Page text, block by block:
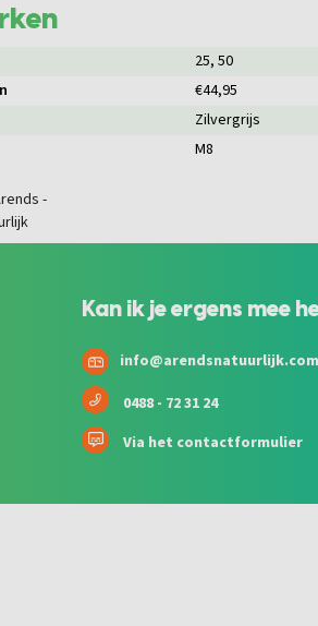
25, 50
€44,95
Zilvergrijs
M8
Kan ik je ergens mee
info@arendsnatuurlijk.com
0488 - 72 31 24
Via het contactformulier